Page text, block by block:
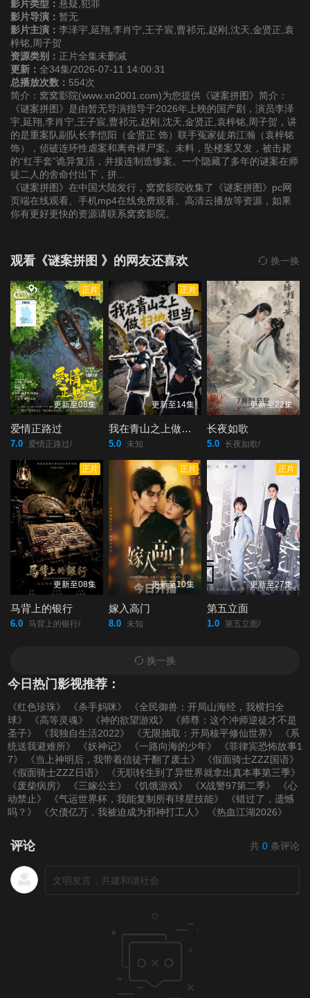
第16集 第17集 第18集
第19集
第22集 第23集 第24集
第25集 第26集 第27集
第28集
第31集 第32集
影片类型： 悬疑,犯罪
影片导演： 暂无
影片主演： 李泽宇,延翔,李肖宁,王子宸,曹祁元,赵刚,沈天,金贤正,袁
梓铭,周子贺
资源类别： 正片全集未删减
更新： 全34集/2026-07-11 14:00:31
总播放次数： 554次
简介：窝窝影院(www.xn2001.com)为您提供《谜案拼图》简介：
《谜案拼图》是由暂无导演指导于2026年上映的国产剧，演员李泽
宇,延翔,李肖宁,王子宸,曹祁元,赵刚,沈天,金贤正,袁梓铭,周子贺，讲
的是重案队副队长李恺阳（金贤正 饰）联手冤家徒弟江瀚（袁梓铭
饰），侦破连环性虐案和离奇裸尸案。未料，坠楼案又发，被击毙
的“红手套”诡异复活，并接连制造惨案。一个隐藏了多年的谜案在师
徒二人的舍命付出下，拼...
《谜案拼图》在中国大陆发行，窝窝影院收集了《谜案拼图》pc网
页端在线观看、手机mp4在线免费观看、高清云播放等资源，如果
你有更好更快的资源请联系窝窝影院。
观看《谜案拼图 》的网友还喜欢 换一换
正片
更新至08集
爱情正路过
7.0 爱情正路过/
正片
更新至14集
我在青山之上做扫地担当
5.0 未知
更新至22集
长夜如歌
5.0 长夜如歌/
正片
更新至08集
马背上的银行
6.0 马背上的银行/
正片
更新至10集
嫁入高门
8.0 未知
正片
更新至27集
第五立面
1.0 第五立面/
换一换
今日热门影视推荐：
《红色珍珠》 《杀手妈咪》
《全民御兽：开局山海经，我横扫全
球》
《高等灵魂》 《神的欲望游戏》
《师尊：这个冲师逆徒才不是
圣子》
《我独自生活2022》 《无限抽取：开局核平修仙世界》
《系
统送我避难所》
《妖神记》 《一路向海的少年》
《菲律宾恐怖故事1
7》
《当上神明后，我带着信徒干翻了废土》
《假面骑士ZZZ国语》
《假面骑士ZZZ日语》
《无职转生到了异世界就拿出真本事第三季》
《废柴病房》
《三嫁公主》 《饥饿游戏》 《X战警97第二季》
《心
动禁止》
《气运世界杯，我能复制所有球星技能》
《错过了，遗憾
吗？》
《欠债亿万，我被迫成为邪神打工人》 《热血江湖2026》
评论 共 0 条评论